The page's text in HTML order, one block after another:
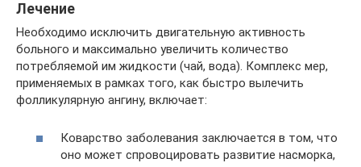
Лечение
Необходимо исключить двигательную активность
больного и максимально увеличить количество
потребляемой им жидкости (чай, вода). Комплекс мер,
применяемых в рамках того, как быстро вылечить
фолликулярную ангину, включает:
Коварство заболевания заключается в том, что
оно может спровоцировать развитие насморка,